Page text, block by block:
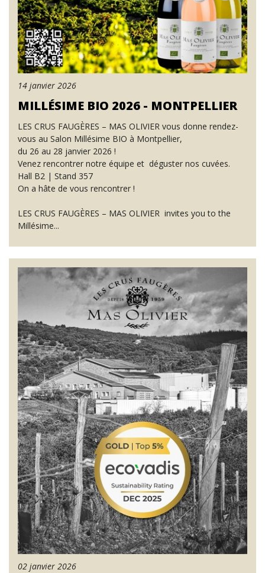
14 janvier 2026
MILLÉSIME BIO 2026 - MONTPELLIER
LES CRUS FAUGÈRES – MAS OLIVIER vous donne rendez-
vous au Salon Millésime BIO à Montpellier,
du 26 au 28 janvier 2026 !
Venez rencontrer notre équipe et déguster nos cuvées.
Hall B2 | Stand 357
On a hâte de vous rencontrer !
LES CRUS FAUGÈRES – MAS OLIVIER invites you to the
Millésime...
02 janvier 2026